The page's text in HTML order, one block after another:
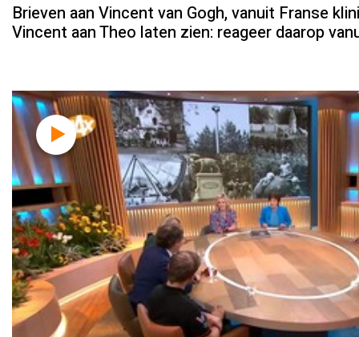
Brieven aan Vincent van Gogh, vanuit Franse
Vincent aan Theo laten zien: reageer daarop